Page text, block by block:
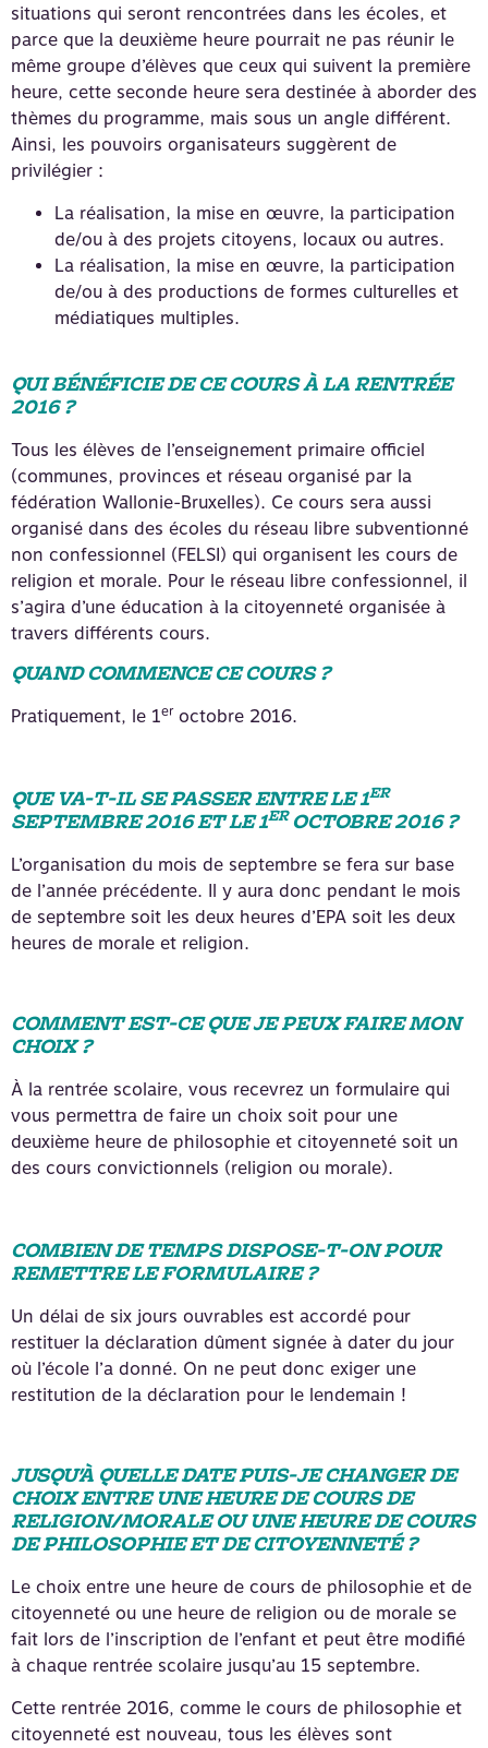
situations qui seront rencontrées dans les écoles, et
parce que la deuxième heure pourrait ne pas réunir le
même groupe d’élèves que ceux qui suivent la première
heure, cette seconde heure sera destinée à aborder des
thèmes du programme, mais sous un angle différent.
Ainsi, les pouvoirs organisateurs suggèrent de
privilégier :
La réalisation, la mise en œuvre, la participation
de/ou à des projets citoyens, locaux ou autres.
La réalisation, la mise en œuvre, la participation
de/ou à des productions de formes culturelles et
médiatiques multiples.
QUI BÉNÉFICIE DE CE COURS À LA RENTRÉE
2016 ?
Tous les élèves de l’enseignement primaire officiel
(communes, provinces et réseau organisé par la
fédération Wallonie-Bruxelles). Ce cours sera aussi
organisé dans des écoles du réseau libre subventionné
non confessionnel (FELSI) qui organisent les cours de
religion et morale. Pour le réseau libre confessionnel, il
s’agira d’une éducation à la citoyenneté organisée à
travers différents cours.
QUAND COMMENCE CE COURS ?
Pratiquement, le 1eroctobre 2016.
QUE VA-T-IL SE PASSER ENTRE LE 1ER
SEPTEMBRE 2016 ET LE 1EROCTOBRE 2016 ?
L’organisation du mois de septembre se fera sur base
de l’année précédente. Il y aura donc pendant le mois
de septembre soit les deux heures d’EPA soit les deux
heures de morale et religion.
COMMENT EST-CE QUE JE PEUX FAIRE MON
CHOIX ?
À la rentrée scolaire, vous recevrez un formulaire qui
vous permettra de faire un choix soit pour une
deuxième heure de philosophie et citoyenneté soit un
des cours convictionnels (religion ou morale).
COMBIEN DE TEMPS DISPOSE-T-ON POUR
REMETTRE LE FORMULAIRE ?
Un délai de six jours ouvrables est accordé pour
restituer la déclaration dûment signée à dater du jour
où l’école l’a donné. On ne peut donc exiger une
restitution de la déclaration pour le lendemain !
JUSQU’À QUELLE DATE PUIS-JE CHANGER DE
CHOIX ENTRE UNE HEURE DE COURS DE
RELIGION/MORALE OU UNE HEURE DE COURS
DE PHILOSOPHIE ET DE CITOYENNETÉ ?
Le choix entre une heure de cours de philosophie et de
citoyenneté ou une heure de religion ou de morale se
fait lors de l’inscription de l’enfant et peut être modifié
à chaque rentrée scolaire jusqu’au 15 septembre.
Cette rentrée 2016, comme le cours de philosophie et
citoyenneté est nouveau, tous les élèves sont